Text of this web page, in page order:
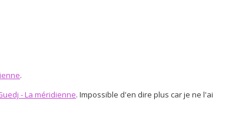
.
- La méridienne. Impossible d'en dire plus car je ne l'ai